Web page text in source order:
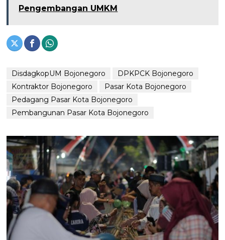
Pengembangan UMKM
DisdagkopUM Bojonegoro
DPKPCK Bojonegoro
Kontraktor Bojonegoro
Pasar Kota Bojonegoro
Pedagang Pasar Kota Bojonegoro
Pembangunan Pasar Kota Bojonegoro